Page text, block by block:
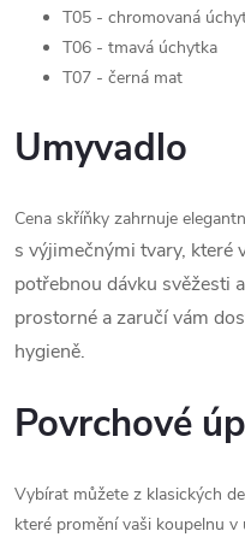
T05 - chromovaná
T06 - tmavá úchytka
T07 - černá mat
Umyvadlo
Cena skříňky zahrnuje
s výjimečnými tvary, které
potřebnou dávku svěžesti
prostorné a zaručí vám
hygieně.
Povrchové
Vybírat můžete z klasických
které promění vaši koupelnu